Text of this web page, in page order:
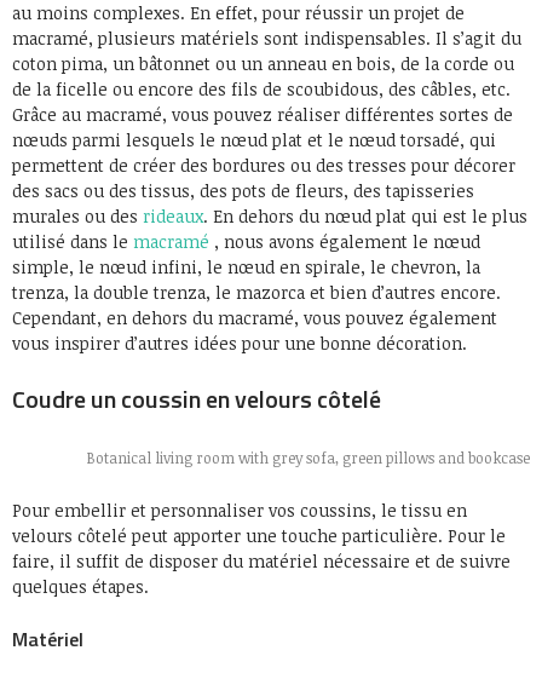
au moins complexes. En effet, pour réussir un projet de
macramé, plusieurs matériels sont indispensables. Il s’agit du
coton pima, un bâtonnet ou un anneau en bois, de la corde ou
de la ficelle ou encore des fils de scoubidous, des câbles, etc.
Grâce au macramé, vous pouvez réaliser différentes sortes de
nœuds parmi lesquels le nœud plat et le nœud torsadé, qui
permettent de créer des bordures ou des tresses pour décorer
des sacs ou des tissus, des pots de fleurs, des tapisseries
murales ou des rideaux. En dehors du nœud plat qui est le plus
utilisé dans le macramé , nous avons également le nœud
simple, le nœud infini, le nœud en spirale, le chevron, la
trenza, la double trenza, le mazorca et bien d’autres encore.
Cependant, en dehors du macramé, vous pouvez également
vous inspirer d’autres idées pour une bonne décoration.
Coudre un coussin en velours côtelé
Botanical living room with grey sofa, green pillows and bookcase
Pour embellir et personnaliser vos coussins, le tissu en
velours côtelé peut apporter une touche particulière. Pour le
faire, il suffit de disposer du matériel nécessaire et de suivre
quelques étapes.
Matériel